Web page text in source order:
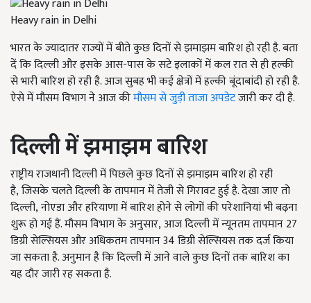
Heavy rain in Delhi
भारत के ज्यादातर राज्यों में बीते कुछ दिनों से झमाझम बारिश हो रही है. बता
दें कि दिल्ली और इसके आस-पास के सटे इलाकों में कल रात से ही हल्की
से भारी बारिश हो रही है. आज सुबह भी कई क्षेत्रों में हल्कीबूंदाबांदी हो रही है.
ऐसे में मौसम विभाग ने आज कीमौसम से जुड़ी ताजा अपडेटजारी कर दी है.
दिल्ली में झमाझम बारिश
राष्ट्रीय राजधानी दिल्ली में पिछले कुछ दिनों से झमाझम बारिश हो रही
है, जिसके चलते दिल्ली के तापमान में तेजी से गिरावट हुई है. देखा जाए तो
दिल्ली, नोएडा और हरियाणा में बारिश होने से लोगों की परेशानियां भी बढ़ना
शुरू हो गई हैं. मौसम विभाग के अनुसार, आज दिल्ली में न्यूनतम तापमान 27
डिग्री सेल्सियस और अधिकतम तापमान34डिग्री सेल्सियस तक दर्ज किया
जा सकता है. अनुमान है कि दिल्ली में आने वाले कुछ दिनों तक बारिश का
यह दौर जारी रह सकता है.